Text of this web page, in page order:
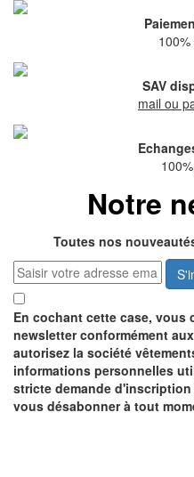
SAV
mail ou
Notre
Toutes nos
En cochant cette case, vous
newsletter conformément
autorisez la société
informations personnelles
stricte demande d'inscription
vous désabonner à tout